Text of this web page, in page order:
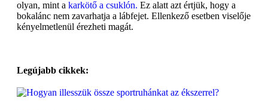
olyan, mint a karkötő a csuklón. Ez alatt azt értjük, hogy a
bokalánc nem zavarhatja a lábfejet. Ellenkező esetben viselője
kényelmetlenül érezheti magát.
Legújabb cikkek: